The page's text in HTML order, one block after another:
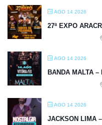
AGO 14 2026
27ª EXPO
AGO 14 2026
BANDA MALTA –
AGO 14 2026
JACKSON LIMA